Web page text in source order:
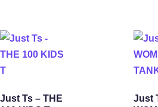
Just Ts – THE
Just